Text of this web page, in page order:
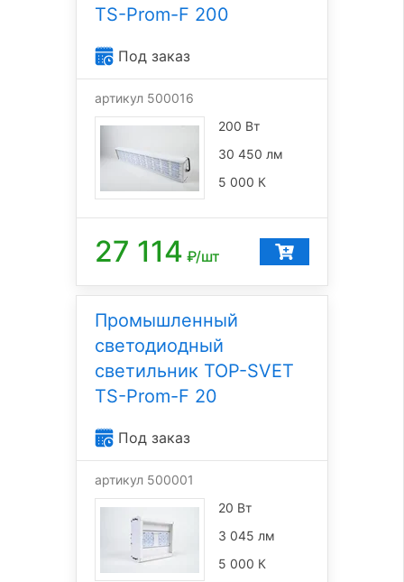
TS-Prom-F 200
Под заказ
артикул 500016
200 Вт
30 450 лм
5 000 К
27 114 ₽/шт
Промышленный
светодиодный
светильник TOP-SVET
TS-Prom-F 20
Под заказ
артикул 500001
20 Вт
3 045 лм
5 000 К